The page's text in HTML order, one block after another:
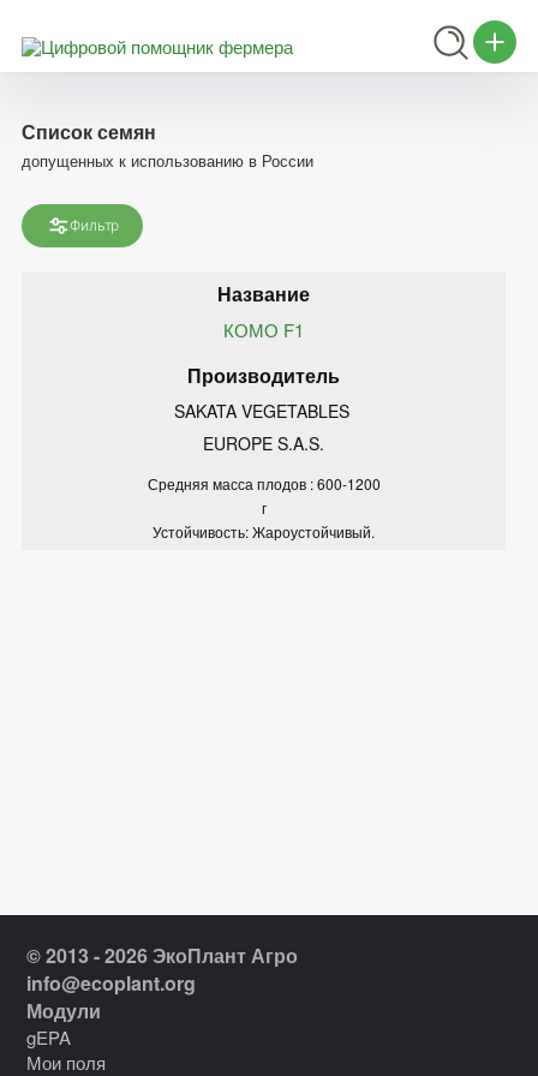
Список семян
допущенных к использованию в России
Фильтр
КОМО F1
SAKATA VEGETABLES
EUROPE S.A.S.
Средняя масса плодов : 600-1200
г
Устойчивость: Жароустойчивый.
© 2013 - 2026 ЭкоПлант Агро
info@ecoplant.org
Модули
gEPA
Мои поля